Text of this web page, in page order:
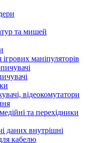
та мишей
маніпуляторів
відеокомутатори
та перехідники
даних внутрішні
кабелю